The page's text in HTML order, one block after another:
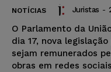
NOTÍCIAS Juristas -
O Parlamento da
dia 17, nova
sejam remunerados
obras em redes